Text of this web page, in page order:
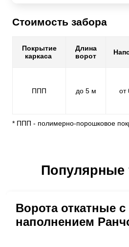
Стоимость забора
Покрытие
каркаса
Длина
ворот
ППП до 5 м от
* ППП - полимерно-порошковое
Популярные
Ворота откатные с
наполнением